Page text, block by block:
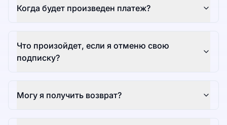
Когда будет произведен платеж?
Что произойдет, если я отменю свою
подписку?
Могу я получить возврат?